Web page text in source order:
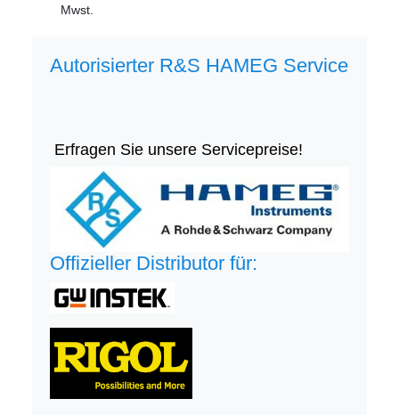
Mwst.
Autorisierter R&S HAMEG Service
Erfragen Sie unsere Servicepreise!
Offizieller Distributor für: